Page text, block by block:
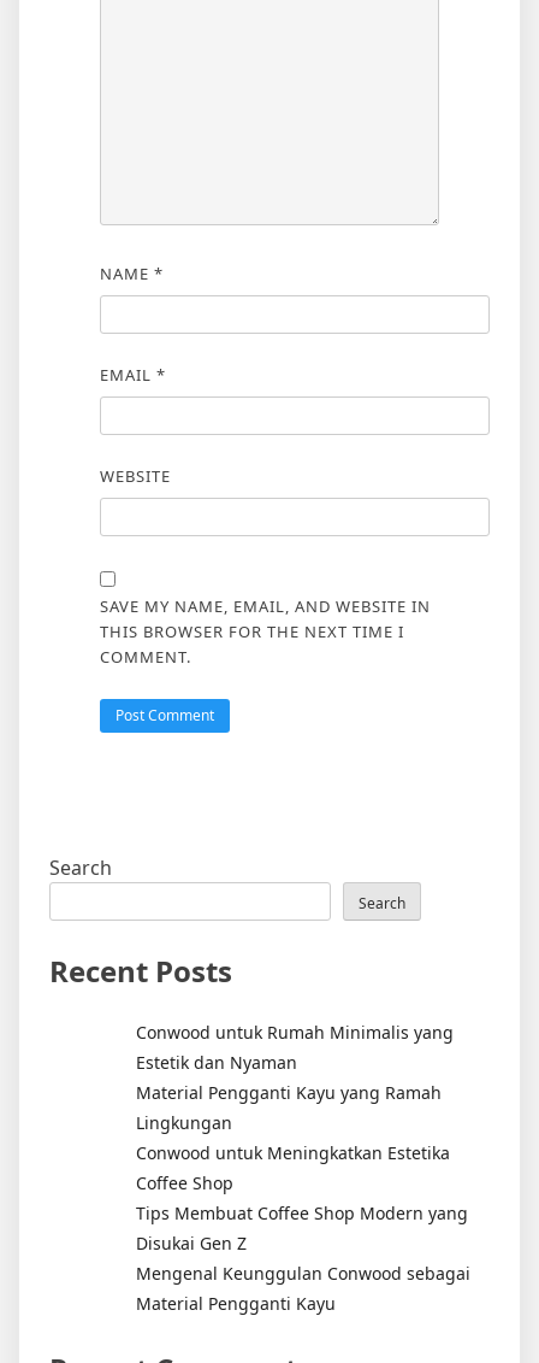
NAME *
EMAIL *
WEBSITE
SAVE MY NAME, EMAIL, AND WEBSITE IN
THIS BROWSER FOR THE NEXT TIME I
COMMENT.
Search
Search
Recent Posts
Conwood untuk Rumah Minimalis yang
Estetik dan Nyaman
Material Pengganti Kayu yang Ramah
Lingkungan
Conwood untuk Meningkatkan Estetika
Coffee Shop
Tips Membuat Coffee Shop Modern yang
Disukai Gen Z
Mengenal Keunggulan Conwood sebagai
Material Pengganti Kayu